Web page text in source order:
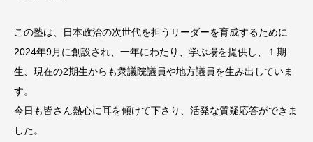
この塾は、日本政治の次世代を担うリーダーを育成するために
2024年9月に創設され、一年にわたり、学ぶ場を提供し、１期
生、現在の2期生からも衆議院議員や地方議員を生み出していま
す。
今日も皆さん熱心に耳を傾けて下さり、活発な質疑応答ができま
した。